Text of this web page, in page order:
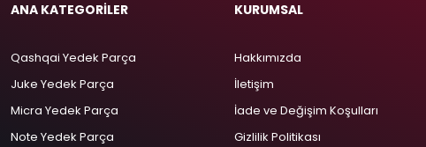
ANA KATEGORİLER
Qashqai Yedek Parça
Juke Yedek Parça
Micra Yedek Parça
Note Yedek Parça
KURUMSAL
Hakkımızda
İletişim
İade ve Değişim Koşulları
Gizlilik Politikası